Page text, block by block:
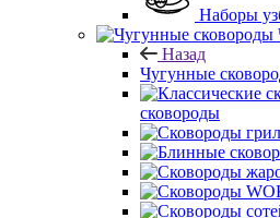
Наборы
Назад
Чугунные
сковороды